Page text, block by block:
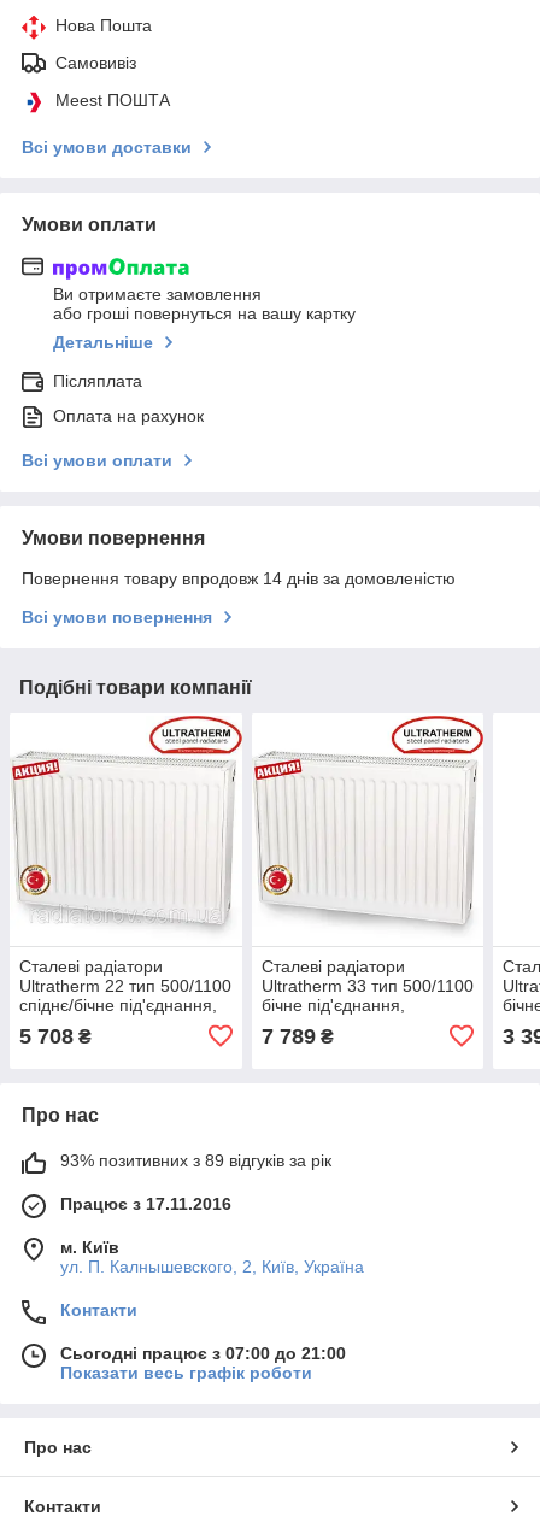
Нова Пошта
Самовивіз
Meest ПОШТА
Всі умови доставки
Умови оплати
Ви отримаєте замовлення
або гроші повернуться на вашу картку
Детальніше
Післяплата
Оплата на рахунок
Всі умови оплати
Умови повернення
Повернення товару впродовж 14 днів за домовленістю
Всі умови повернення
Подібні товари компанії
Сталеві радіатори
Ultratherm 22 тип 500/1100
спіднє/бічне під'єднання,
5 708 ₴
Сталеві радіатори
Ultratherm 33 тип 500/1100
бічне під'єднання,
7 789₴ 3
Про нас
93% позитивних з 89 відгуків за рік
Працює з 17.11.2016
м. Київ
ул. П. Калнышевского, 2, Київ, Україна
Контакти
Сьогодні працює з 07:00 до 21:00
Показати весь графік роботи
Про нас
Контакти